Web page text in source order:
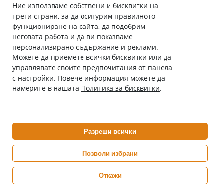
Абонирай се за нашия бюлетин
С абонамента се съгласявам сПолитиката за лични данни.
Онлайн аптека, част от аптеки „Ванчева“
ePharm е лицензирана онлайн аптека от
Изпълнителна Агенция по Лекарствата
0882 444 666
Ние използваме собствени и бисквитки на
трети страни, за да осигурим правилното
функциониране на сайта, да подобрим
неговата работа и да ви показваме
персонализирано съдържание и реклами.
Можете да приемете всички бисквитки или да
управлявате своите предпочитания от панела
с настройки. Повече информация можете да
намерите в нашата Политика за бисквитки.
Разреши всички
Позволи избрани
Откажи